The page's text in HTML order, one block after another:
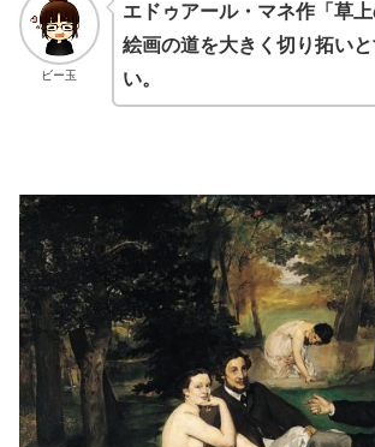
ビー玉
エドゥアール・マネ作「草
絵画の道を大きく切り拓い
い。